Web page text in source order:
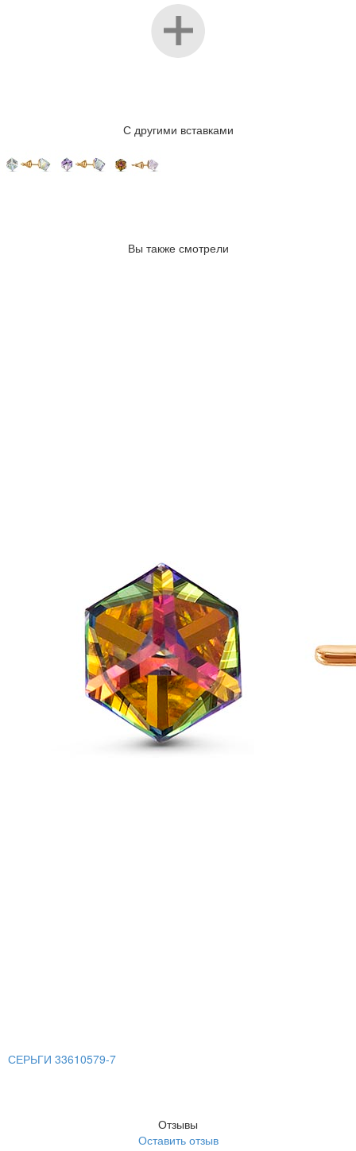
С другими вставками
Вы также смотрели
СЕРЬГИ 33610579-7
Отзывы
Оставить отзыв